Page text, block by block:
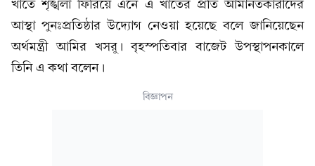
খাতে শৃঙ্খলা ফিরিয়ে এনে এ খাতের প্রতি আমানতকারীদের
আস্থা পুনঃপ্রতিষ্ঠার উদ্যোগ নেওয়া হয়েছে বলে জানিয়েছেন
অর্থমন্ত্রী আমির খসরু। বৃহস্পতিবার বাজেট উপস্থাপনকালে
তিনি এ কথা বলেন।
বিজ্ঞাপন